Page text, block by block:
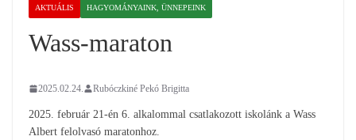
AKTUÁLIS HAGYOMÁNYAINK, ÜNNEPEINK
Wass-maraton
2025.02.24. Rubóczkiné Pekó Brigitta
2025. február 21-én 6. alkalommal csatlakozott iskolánk a Wass
Albert felolvasó maratonhoz.